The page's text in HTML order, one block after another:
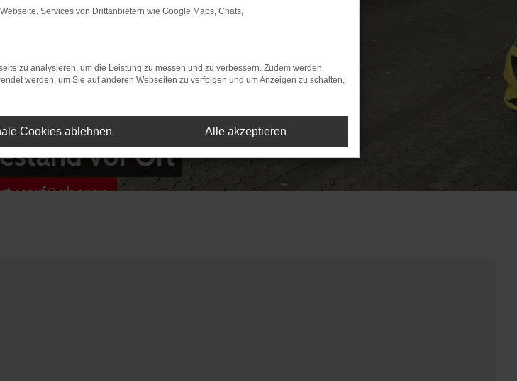
vor Ort
verfügbaren
Services von Drittanbietern wie Google Maps, Chats,
zu analysieren, um die Leistung zu messen und zu verbessern. Zudem werden
werden, um Sie auf anderen Webseiten zu verfolgen und um Anzeigen zu schalten,
Cookies ablehnen Alle akzeptieren